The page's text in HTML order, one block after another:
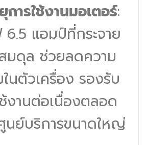
ารใช้งานมอเตอร์:
6.5 แอมป์ที่กระจาย
มดุล ช่วยลดความ
นตัวเครื่อง รองรับ
งานต่อเนื่องตลอด
นย์บริการขนาดใหญ่